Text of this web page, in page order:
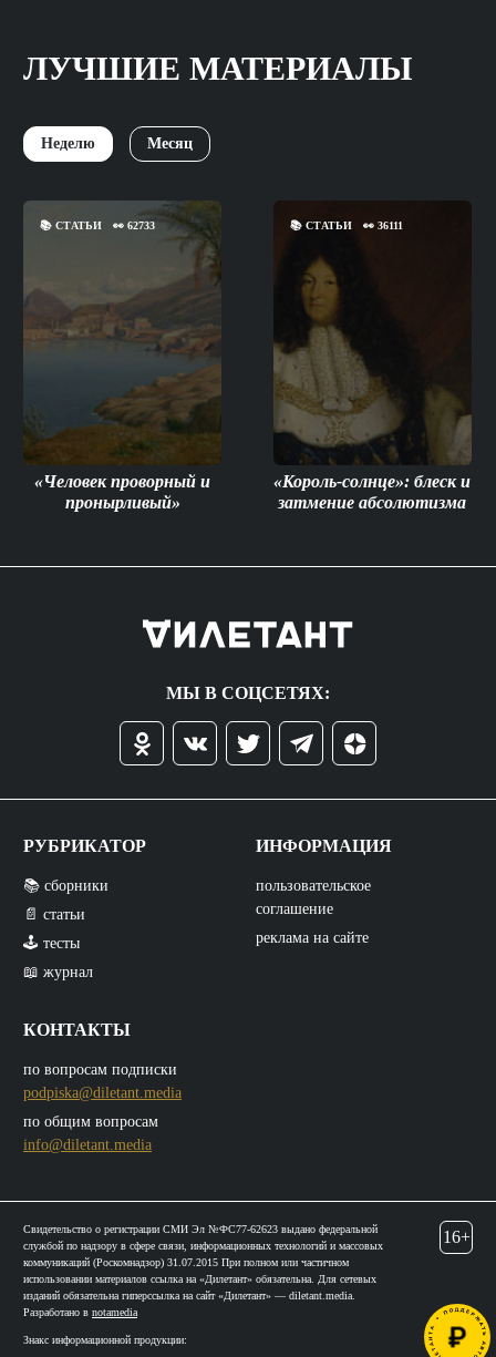
ЛУЧШИЕ МАТЕРИАЛЫ
Неделю Месяц
📚 СТАТЬИ 👀 62733
«Человек проворный и
пронырливый»
📚СТАТЬИ 👀36111
«Король-солнце»: блеск и
затмение абсолютизма
МЫ В СОЦСЕТЯХ:
РУБРИКАТОР
📚 сборники
📄 статьи
🕹️ тесты
📖 журнал
КОНТАКТЫ
по вопросам подписки
podpiska@diletant.media
по общим вопросам
info@diletant.media
ИНФОРМАЦИЯ
пользовательское
соглашение
реклама на сайте
Свидетельство о регистрации СМИ Эл №ФС77-62623 выдано федеральной
службой по надзору в сфере связи, информационных технологий и массовых
коммуникаций (Роскомнадзор) 31.07.2015 При полном или частичном
использовании материалов ссылка на «Дилетант» обязательна. Для сетевых
изданий обязательна гиперссылка на сайт «Дилетант» — diletant.media.
Разработано в notamedia
Знакс информационной продукции:
16+